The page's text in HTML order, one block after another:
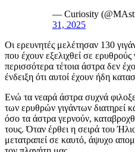
— Curiosity
31, 2025
Οι ερευνητές μελέτησαν 130
που έχουν εξελιχθεί σε ερυθρούς
περισσότερα τέτοια άστρα δεν
ένδειξη ότι αυτοί έχουν ήδη
Ενώ τα νεαρά άστρα συχνά
των ερυθρών γιγάντων διατηρεί
όσο τα άστρα γερνούν,
τους. Όταν έρθει η σειρά του
μετατραπεί σε καυτό, άψυχο